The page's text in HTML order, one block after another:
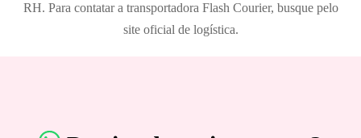
RH. Para contatar a transportadora Flash Courier, busque pelo
site oficial de logística.